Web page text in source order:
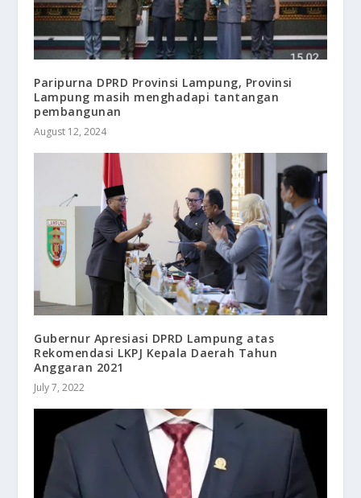
Paripurna DPRD Provinsi Lampung, Provinsi
Lampung masih menghadapi tantangan
pembangunan
August 12, 2024
Gubernur Apresiasi DPRD Lampung atas
Rekomendasi LKPJ Kepala Daerah Tahun
Anggaran 2021
July 7, 2022